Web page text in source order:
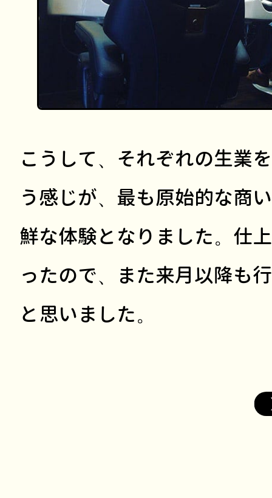
こうして、それぞれの生業
う感じが、最も原始的な商
鮮な体験となりました。仕
ったので、また来月以降も
と思いました。